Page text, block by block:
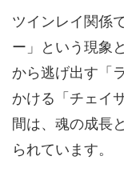
ツインレイ関係
ー」という現象
から逃げ出す「
かける「チェイ
間は、魂の成長
られています。